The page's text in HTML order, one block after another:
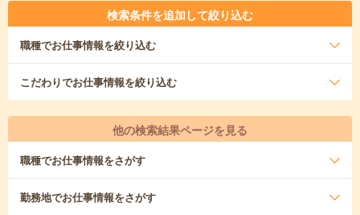
検索条件を追加して絞り込む
職種でお仕事情報を絞り込む
こだわりでお仕事情報を絞り込む
他の検索結果ページを見る
職種でお仕事情報をさがす
勤務地でお仕事情報をさがす